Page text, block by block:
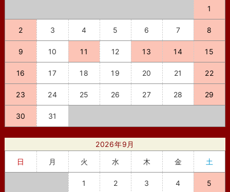
1
2 3 4 5 6 7 8
9 10 11 12 13 14 15
16 17 18 19 20 21 22
23 24 25 26 27 28 29
30 31
2026年9月
日
月 火 水 木 金 土
1 2 3 4 5